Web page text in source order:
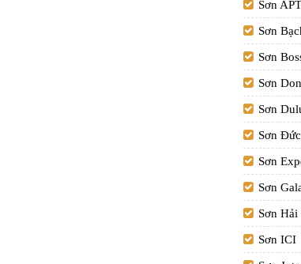
Sơn APT
Sơn
Sơn
Sơn
Sơn
Sơn
Sơn
Sơn
Sơn Hải
Sơn ICI